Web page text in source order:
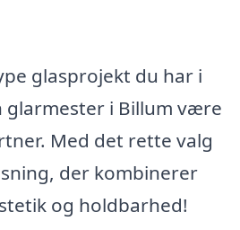
glasprojekt du har i
glarmester i Billum være
Med det rette valg
der kombinerer
og holdbarhed!